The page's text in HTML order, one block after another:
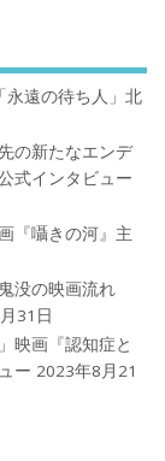
永遠の待ち人」北
の新たなエンデ
式インタビュー
『囁きの河』主
没の映画流れ
31日
映画『認知症と
ー 2023年8月21